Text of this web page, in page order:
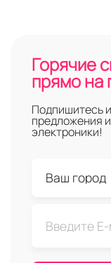
Горячие
прямо на
Подпишитесь
предложения
электроники!